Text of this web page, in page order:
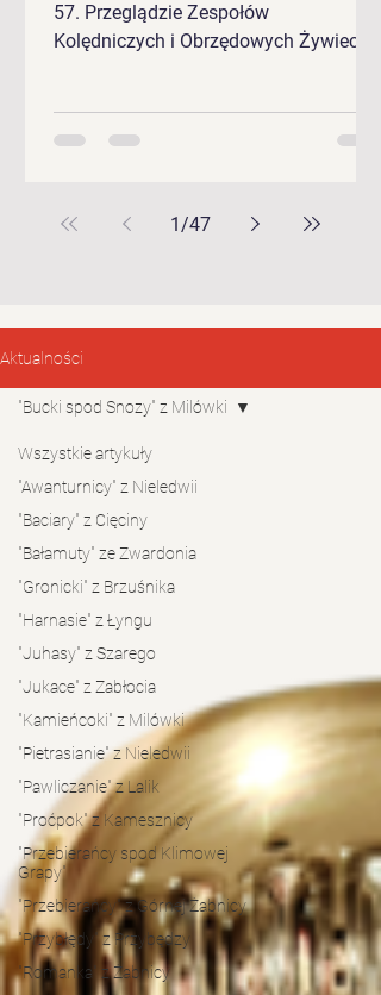
57. Przeglądzie Zespołów
Kolędniczych i Obrzędowych Żywieckie
1 /47
Aktualności
Wszystkie artykuły
"Awanturnicy" z Nieledwii
"Baciary" z Cięciny
"Bałamuty" ze Zwardonia
"Gronicki" z Brzuśnika
"Harnasie" z Łyngu
"Juhasy" z Szarego
"Jukace" z Zabłocia
"Kamieńcoki" z Milówki
"Pietrasianie" z Nieledwii
"Pawliczanie" z Lalik
"Proćpok" z Kamesznicy
"Przebierańcy spod Klimowej
Grapy"
"Przebierańcy" z Górnej Żabnicy
"Przybłędy" z Przybędzy
"Romanka" z Żabnicy
"Bucki spod Snozy" z Milówki